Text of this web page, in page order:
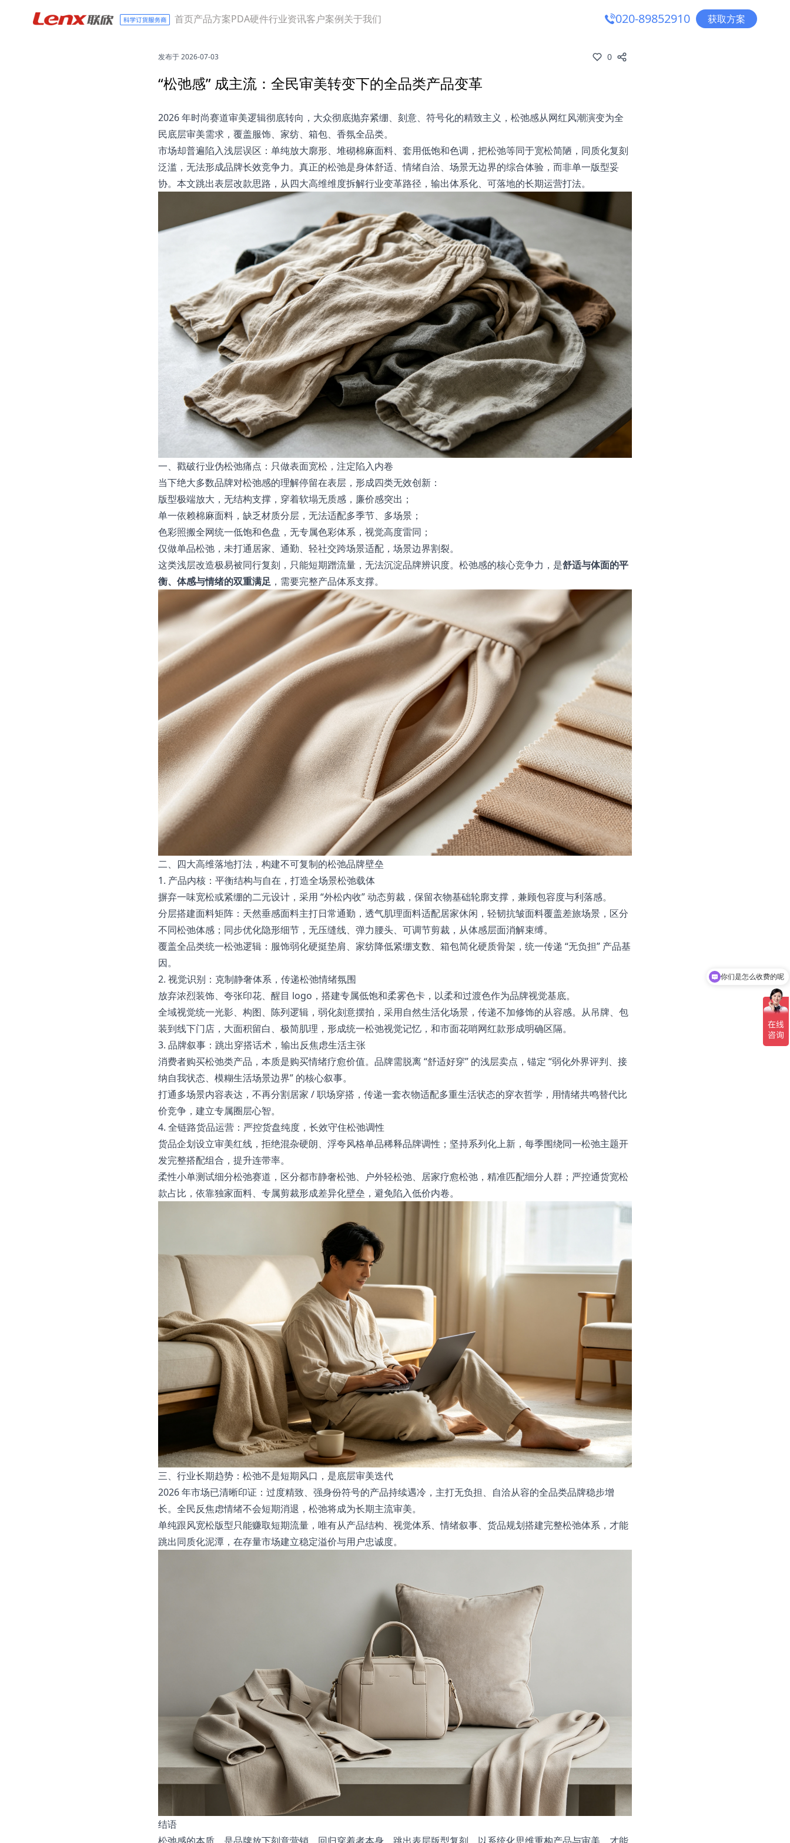
首页产品方案PDA硬件行业资讯客户案例关于我们 020-89852910 获取方案
发布于 2026-07-03 0
“松弛感” 成主流：全民审美转变下的全品类产品变革
2026 年时尚赛道审美逻辑彻底转向，大众彻底抛弃紧绷、刻意、符号化的精致主义，松弛感从网红风潮演变为全
民底层审美需求，覆盖服饰、家纺、箱包、香氛全品类。
市场却普遍陷入浅层误区：单纯放大廓形、堆砌棉麻面料、套用低饱和色调，把松弛等同于宽松简陋，同质化复刻
泛滥，无法形成品牌长效竞争力。真正的松弛是身体舒适、情绪自洽、场景无边界的综合体验，而非单一版型妥
协。本文跳出表层改款思路，从四大高维维度拆解行业变革路径，输出体系化、可落地的长期运营打法。
一、戳破行业伪松弛痛点：只做表面宽松，注定陷入内卷
当下绝大多数品牌对松弛感的理解停留在表层，形成四类无效创新：
版型极端放大，无结构支撑，穿着软塌无质感，廉价感突出；
单一依赖棉麻面料，缺乏材质分层，无法适配多季节、多场景；
色彩照搬全网统一低饱和色盘，无专属色彩体系，视觉高度雷同；
仅做单品松弛，未打通居家、通勤、轻社交跨场景适配，场景边界割裂。
这类浅层改造极易被同行复刻，只能短期蹭流量，无法沉淀品牌辨识度。松弛感的核心竞争力，是舒适与体面的平
衡、体感与情绪的双重满足，需要完整产品体系支撑。
二、四大高维落地打法，构建不可复制的松弛品牌壁垒
1. 产品内核：平衡结构与自在，打造全场景松弛载体
摒弃一味宽松或紧绷的二元设计，采用 “外松内收” 动态剪裁，保留衣物基础轮廓支撑，兼顾包容度与利落感。
分层搭建面料矩阵：天然垂感面料主打日常通勤，透气肌理面料适配居家休闲，轻韧抗皱面料覆盖差旅场景，区分
不同松弛体感；同步优化隐形细节，无压缝线、弹力腰头、可调节剪裁，从体感层面消解束缚。
覆盖全品类统一松弛逻辑：服饰弱化硬挺垫肩、家纺降低紧绷支数、箱包简化硬质骨架，统一传递 “无负担” 产品基
因。
2. 视觉识别：克制静奢体系，传递松弛情绪氛围
放弃浓烈装饰、夸张印花、醒目 logo，搭建专属低饱和柔雾色卡，以柔和过渡色作为品牌视觉基底。
全域视觉统一光影、构图、陈列逻辑，弱化刻意摆拍，采用自然生活化场景，传递不加修饰的从容感。从吊牌、包
装到线下门店，大面积留白、极简肌理，形成统一松弛视觉记忆，和市面花哨网红款形成明确区隔。
3. 品牌叙事：跳出穿搭话术，输出反焦虑生活主张
消费者购买松弛类产品，本质是购买情绪疗愈价值。品牌需脱离 “舒适好穿” 的浅层卖点，锚定 “弱化外界评判、接
纳自我状态、模糊生活场景边界” 的核心叙事。
打通多场景内容表达，不再分割居家 / 职场穿搭，传递一套衣物适配多重生活状态的穿衣哲学，用情绪共鸣替代比
价竞争，建立专属圈层心智。
4. 全链路货品运营：严控货盘纯度，长效守住松弛调性
货品企划设立审美红线，拒绝混杂硬朗、浮夸风格单品稀释品牌调性；坚持系列化上新，每季围绕同一松弛主题开
发完整搭配组合，提升连带率。
柔性小单测试细分松弛赛道，区分都市静奢松弛、户外轻松弛、居家疗愈松弛，精准匹配细分人群；严控通货宽松
款占比，依靠独家面料、专属剪裁形成差异化壁垒，避免陷入低价内卷。
三、行业长期趋势：松弛不是短期风口，是底层审美迭代
2026 年市场已清晰印证：过度精致、强身份符号的产品持续遇冷，主打无负担、自洽从容的全品类品牌稳步增
长。全民反焦虑情绪不会短期消退，松弛将成为长期主流审美。
单纯跟风宽松版型只能赚取短期流量，唯有从产品结构、视觉体系、情绪叙事、货品规划搭建完整松弛体系，才能
跳出同质化泥潭，在存量市场建立稳定溢价与用户忠诚度。
结语
你们在行业多少年的经验了？